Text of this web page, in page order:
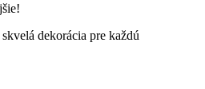
skvelá dekorácia pre každú